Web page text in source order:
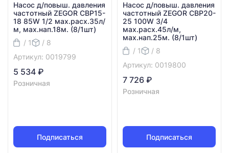
Насос д/повыш. давления
частотный ZEGOR CBP15-
18 85W 1/2 мах.расх.35л/
м, мах.нап.18м. (8/1шт)
/ 1
/ 8
Артикул: 0019799
5 534 ₽
Розничная
Подписаться
Насос д/повыш. давления
частотный ZEGOR CBP20-
25 100W 3/4
мах.расх.45л/м,
мах.нап.25м. (8/1шт)
/ 1
/ 8
Артикул: 0019800
7 726 ₽
Розничная
Подписаться